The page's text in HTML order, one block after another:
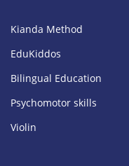
Kianda Method
EduKiddos
Bilingual Education
Psychomotor skills
Violin